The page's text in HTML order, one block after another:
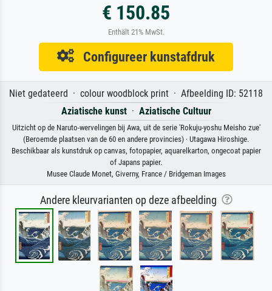
€ 150.85
Enthält 21% MwSt.
Configureer kunstafdruk
Niet gedateerd · colour woodblock print · Afbeelding ID: 52118
Aziatische kunst· Aziatische Cultuur
Uitzicht op de Naruto-wervelingen bij Awa, uit de serie 'Rokuju-yoshu Meisho zue'
(Beroemde plaatsen van de 60 en andere provincies) · Utagawa Hiroshige.
Beschikbaar als kunstdruk op canvas, fotopapier, aquarelkarton, ongecoat papier
of Japans papier.
Musee Claude Monet, Giverny, France / Bridgeman Images
Andere kleurvarianten op deze afbeelding